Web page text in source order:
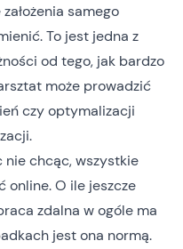
samego
To jest jedna z
od tego, jak bardzo
może prowadzić
czy optymalizacji
nie chcąc, wszystkie
online. O ile jeszcze
zdalna w ogóle ma
jest ona normą.